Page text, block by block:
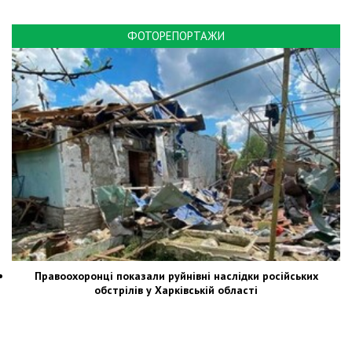
ФОТОРЕПОРТАЖИ
Правоохоронці показали руйнівні наслідки російських
обстрілів у Харківській області